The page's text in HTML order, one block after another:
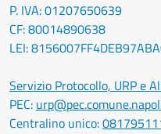
P. IVA: 01207650639
CF: 80014890638
LEI:
Servizio Protocollo, URP e
PEC:
Centralino unico: